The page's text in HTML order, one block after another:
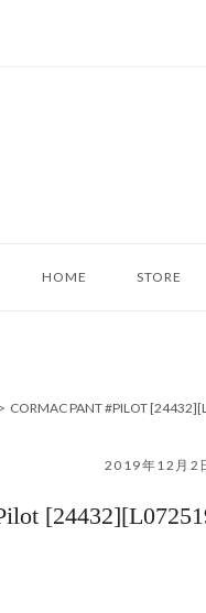
HOME STORE
> CORMAC PANT #PILOT
2019年12月2